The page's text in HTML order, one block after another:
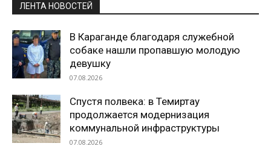
ЛЕНТА НОВОСТЕЙ
В Караганде благодаря служебной
собаке нашли пропавшую молодую
девушку
07.08.2026
Спустя полвека: в Темиртау
продолжается модернизация
коммунальной инфраструктуры
07.08.2026